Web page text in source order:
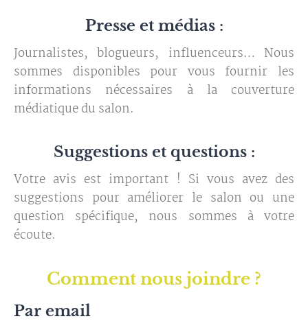
Presse et médias :
Journalistes, blogueurs, influenceurs… Nous
sommes disponibles pour vous fournir les
informations nécessaires à la couverture
médiatique du salon.
Suggestions et questions :
Votre avis est important ! Si vous avez des
suggestions pour améliorer le salon ou une
question spécifique, nous sommes à votre
écoute.
Comment nous joindre ?
Par email